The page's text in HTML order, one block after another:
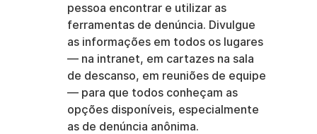
pessoa encontrar e utilizar as
ferramentas de denúncia. Divulgue
as informações em todos os lugares
— na intranet, em cartazes na sala
de descanso, em reuniões de equipe
— para que todos conheçam as
opções disponíveis, especialmente
as de denúncia anônima.